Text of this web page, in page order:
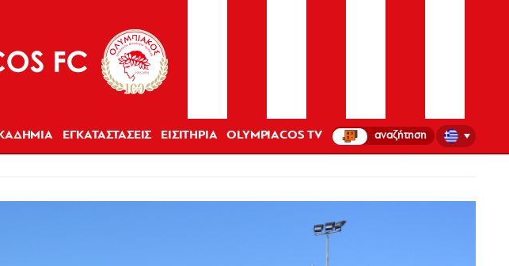
ΕΓΚΑΤΑΣΤΑΣΕΙΣ ΕΙΣΙΤΗΡΙΑ OLYMPIACOS TV